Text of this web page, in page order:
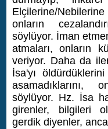
Elçilerine/
onların
söylüyor. İman
atmaları, onların
veriyor. Daha da
İsa'yı
asamadıklarını,
söylüyor. Hz. İsa
girenler, bilgileri
gerdik diyenler,